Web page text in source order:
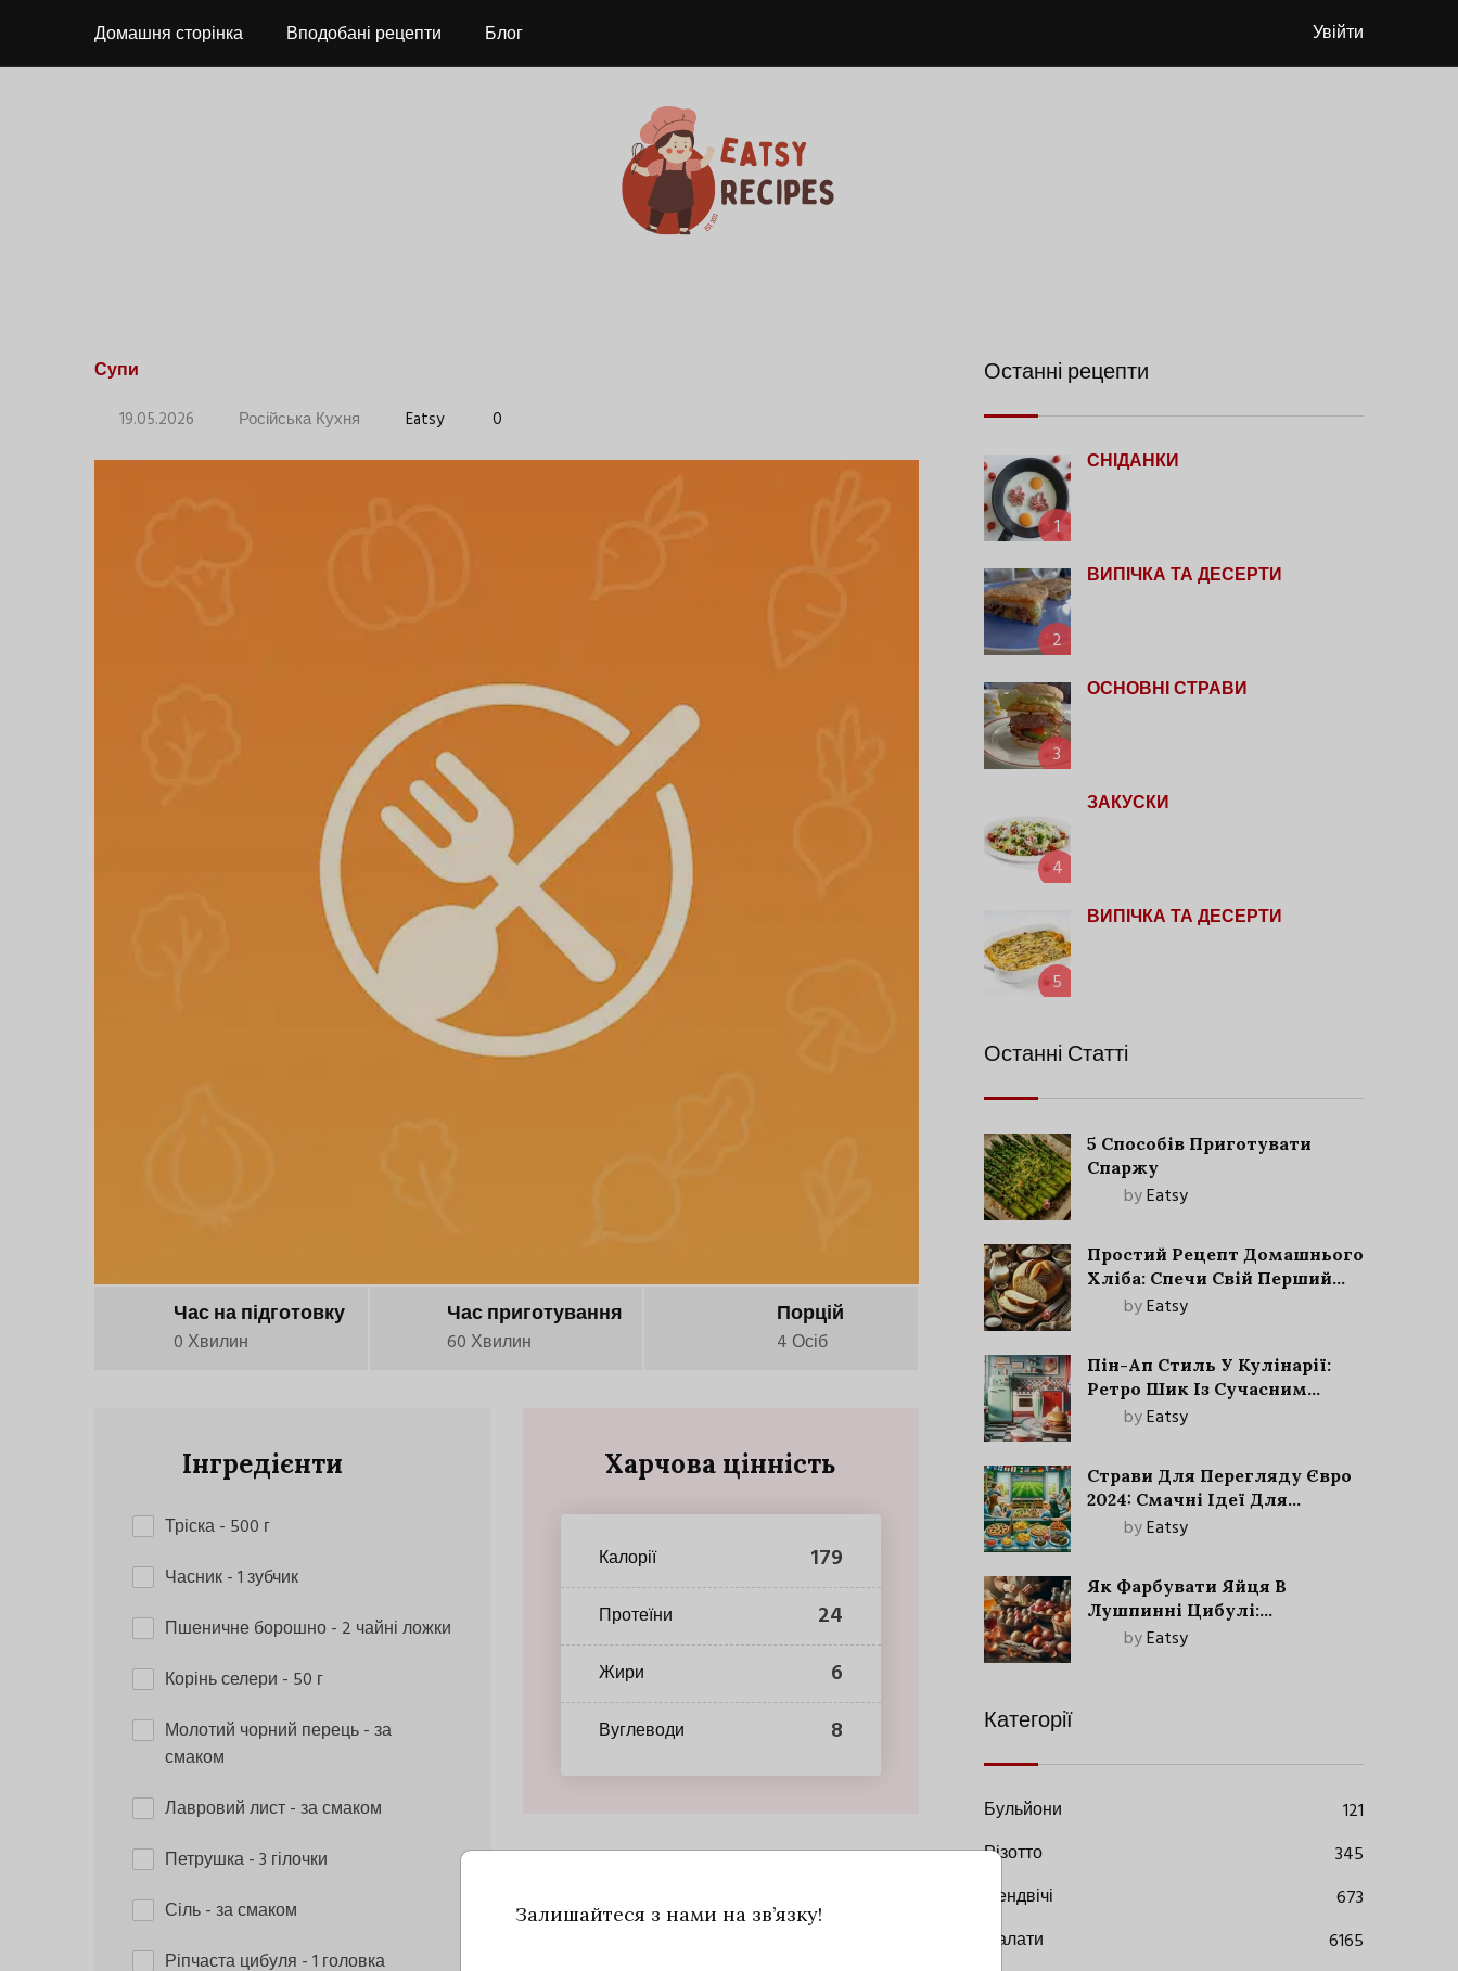
Домашня сторінка Вподобані рецепти Блог Увійти
Супи
19.05.2026 Російська Кухня Eatsy 0
Час на підготовку
0 Хвилин
Час приготування
60 Хвилин
Порцій
4 Осіб
Інгредієнти
Тріска- 500 г
Часник- 1 зубчик
Пшеничне борошно- 2 чайні ложки
Корінь селери - 50 г
Молотий чорний перець- за
смаком
Лавровий лист- за смаком
Петрушка- 3 гілочки
Сіль- за смаком
Ріпчаста цибуля - 1 головка
Харчова цінність
Калорії 179
Протеїни 24
Жири 6
Вуглеводи 8
Останні рецепти
1
СНІДАНКИ
2
ВИПІЧКА ТА ДЕСЕРТИ
3
ОСНОВНІ СТРАВИ
4
ЗАКУСКИ
5
ВИПІЧКА ТА ДЕСЕРТИ
Останні Статті
5 Способів Приготувати
Спаржу
byEatsy
Простий Рецепт Домашнього
Хліба: Спечи Свій Перший
Запашний Хліб!
byEatsy
Пін-Ап Стиль У Кулінарії:
Ретро Шик Із Сучасним
Акцентом
byEatsy
Страви Для Перегляду Євро
2024: Смачні Ідеї Для
Футбольного Свята
byEatsy
Як Фарбувати Яйця В
Лушпинні Цибулі:
Старовинний Метод З
byEatsy
Категорії
Бульйони
121
Різотто
345
Сендвічі
673
Салати
6165
Залишайтеся з нами на зв’язку!